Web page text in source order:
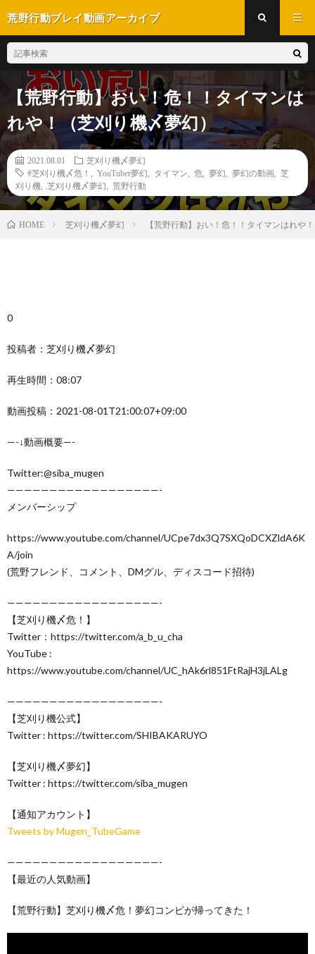
荒野行動プレイ動画アーカイブ
【荒野行動】おい！危！！タイマンは
れや！（芝刈り機〆夢幻）
2021.08.01
芝刈り機〆夢幻
#芝刈り機〆危！
YouTuber夢幻 タイマン 危 夢幻 夢幻の動画
芝
刈り機
芝刈り機〆夢幻 荒野行動
HOME 芝刈り機〆夢幻 【荒野行動】おい！危！！タイマンはれや
0
投稿者：芝刈り機〆夢幻
再生時間：08:07
動画投稿：2021-08-01T21:00:07+09:00
—-↓動画概要—-
Twitter:@siba_mugen
——————————————————-
メンバーシップ
https://www.youtube.com/channel/UCpe7dx3Q7SXQoDCXZldA6K
A/join
(荒野フレンド、コメント、DMグル、ディスコード招待)
——————————————————-
【芝刈り機〆危！】
Twitter：https://twitter.com/a_b_u_cha
YouTube :
https://www.youtube.com/channel/UC_hAk6rl851FtRajH3jLALg
——————————————————-
【芝刈り機公式】
Twitter : https://twitter.com/SHIBAKARUYO
【芝刈り機〆夢幻】
Twitter : https://twitter.com/siba_mugen
【通知アカウント】
Tweets by Mugen_TubeGame
——————————————————-
【最近の人気動画】
【荒野行動】芝刈り機〆危！夢幻コンビが帰ってきた！